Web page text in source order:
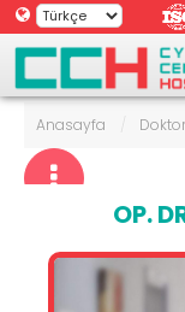
Anasayfa /
OP.